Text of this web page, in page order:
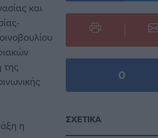
και
της
η
0
ΣΧΕΤΙΚΆ